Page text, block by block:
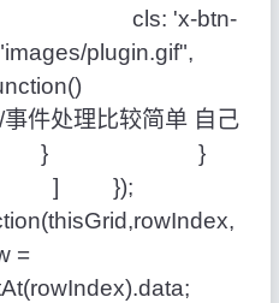
cls: 'x-btn-
plugin.gif",
较简单 自己
理 } }
});